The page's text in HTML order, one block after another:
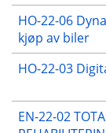
HO-22-06
kjøp av biler
HO-22-03
EN-22-02